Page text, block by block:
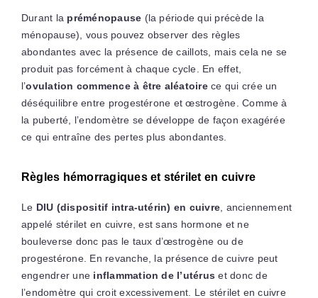
Durant la préménopause (la période qui précède la
ménopause), vous pouvez observer des règles
abondantes avec la présence de caillots, mais cela ne se
produit pas forcément à chaque cycle. En effet,
l’ovulation commence à être aléatoirece qui crée un
déséquilibre entre progestérone et œstrogène. Comme à
la puberté, l’endomètre se développe de façon exagérée
ce qui entraîne des pertes plus abondantes.
Règles hémorragiques et stérilet en cuivre
Le DIU (dispositif intra-utérin) en cuivre , anciennement
appelé stérilet en cuivre, est sans hormone et ne
bouleverse donc pas le taux d’œstrogène ou de
progestérone. En revanche, la présence de cuivre peut
engendrer une inflammation de l’utérus et donc de
l’endomètre qui croit excessivement. Le stérilet en cuivre